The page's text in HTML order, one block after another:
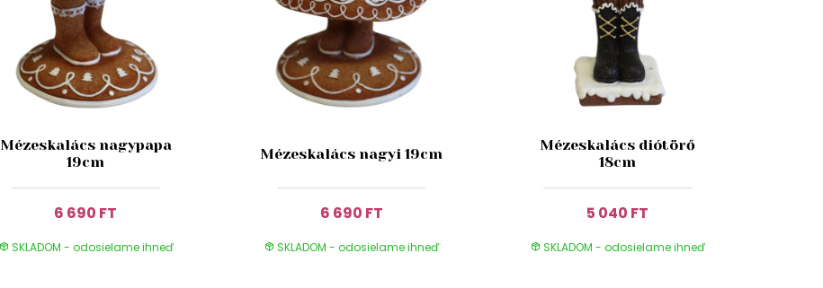
Mézeskalács nagypapa
19cm
6 690 FT
SKLADOM - odosielame ihneď
Mézeskalács nagyi 19cm
6 690 FT
SKLADOM - odosielame ihneď
Mézeskalács diótörő
18cm
5 040 FT
SKLADOM - odosielame ihneď